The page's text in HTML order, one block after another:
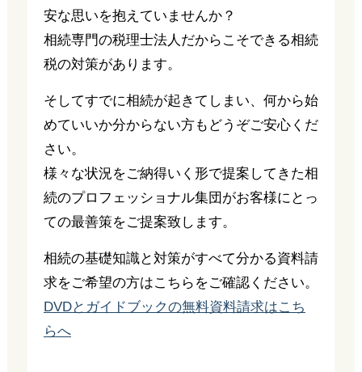
安な思いを抱えていませんか？
相続専門の税理士法人だからこそできる相続
税の対策があります。
そしてすでに相続が起きてしまい、何から始
めていいか分からない方もどうぞご安心くだ
さい。
様々な状況をご納得いく形で提案してきた相
続のプロフェッショナル集団がお客様にとっ
ての最善策をご提案致します。
相続の基礎知識と対策がすべて分かる資料請
求をご希望の方はこちらをご確認ください。
DVDとガイドブックの無料資料請求はこち
らへ